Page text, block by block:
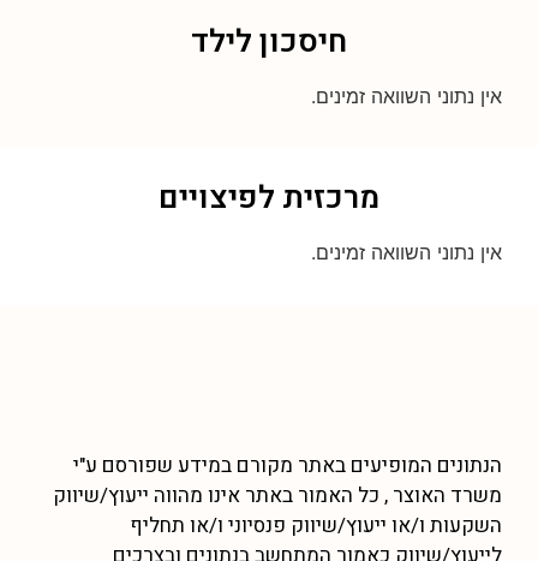
חיסכון לילד
אין נתוני השוואה זמינים.
מרכזית לפיצויים
אין נתוני השוואה זמינים.
הנתונים המופיעים באתר מקורם במידע שפורסם ע"י
משרד האוצר , כל האמור באתר אינו מהווה ייעוץ/שיווק
השקעות ו/או ייעוץ/שיווק פנסיוני ו/או תחליף